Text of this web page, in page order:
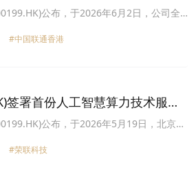
作
公布，于2026年6月2日，公司全
订立一份合作备忘录，旨在推动双方在
相关业务领域全面合作。有效期为36个
并在背靠背合作模式下尽可能降低管理取
源成本价格。中国联通香港将于3个月内提
源，并于6-9个月内再提供不少于4MW的
属子公司在香港的新建IDC机房；就中国联
机房，中国联通香港向ITC附属子公司提
#中国联通香港
签署首份人工智慧算力技术服务
公布，于2026年5月19日，北京德
术服务合同》。集团将向该客户及其关联
术服务，具体包括GPU计算资源、高宽频
#荣联科技